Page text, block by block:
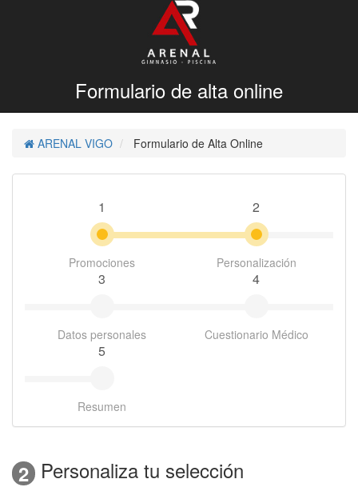
Formulario de alta online
ARENAL VIGO Formulario de Alta Online
1
Promociones
2
Personalización
3
Datos personales
4
Cuestionario Médico
5
Resumen
2 Personaliza tu selección